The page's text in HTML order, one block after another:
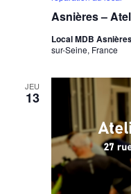
Asnières –
Local MDB
sur-Seine, France
JEU
13